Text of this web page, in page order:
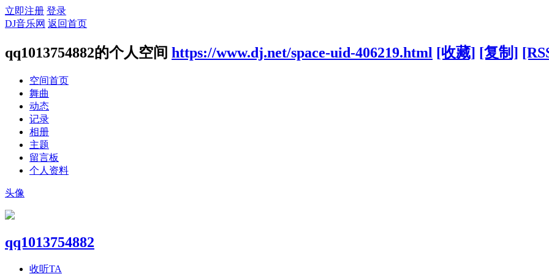
立即注册 登录
DJ音乐网 返回首页
qq1013754882的个人空间 https://www.dj.net/space-uid-406219.html [收藏] [复制]
空间首页
舞曲
动态
记录
相册
主题
留言板
个人资料
头像
qq1013754882
收听TA